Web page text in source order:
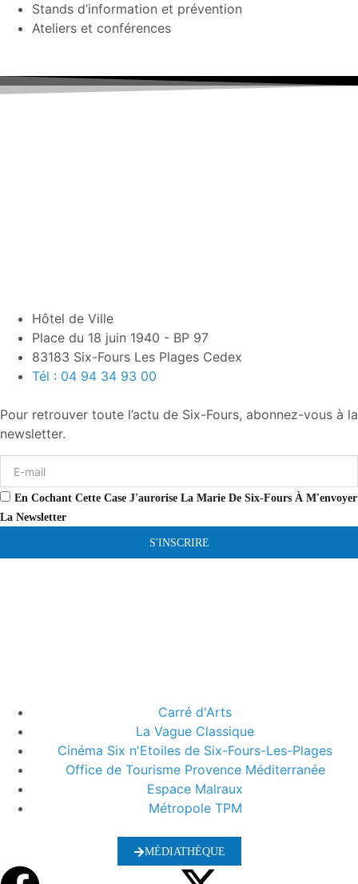
Stands d’information et prévention
Ateliers et conférences
Hôtel de Ville
Place du 18 juin 1940 - BP 97
83183 Six-Fours Les Plages Cedex
Tél : 04 94 34 93 00
Pour retrouver toute l’actu de Six-Fours, abonnez-vous à la
newsletter.
En Cochant Cette Case J'aurorise La Marie De Six-Fours À M'envoyer
La Newsletter
S'INSCRIRE
Carré d'Arts
La Vague Classique
Cinéma Six n'Etoiles de Six-Fours-Les-Plages
Office de Tourisme Provence Méditerranée
Espace Malraux
Métropole TPM
MÉDIATHÈQUE